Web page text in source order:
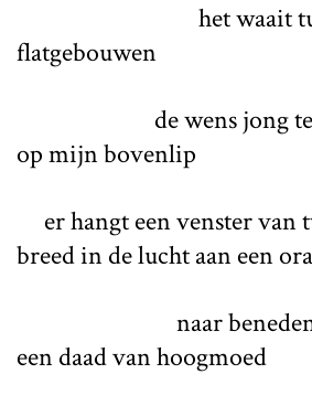
het waait
flatgebouwen
de wens jong
op mijn bovenlip
er hangt een venster van
breed in de lucht aan een
naar
een daad van hoogmoed